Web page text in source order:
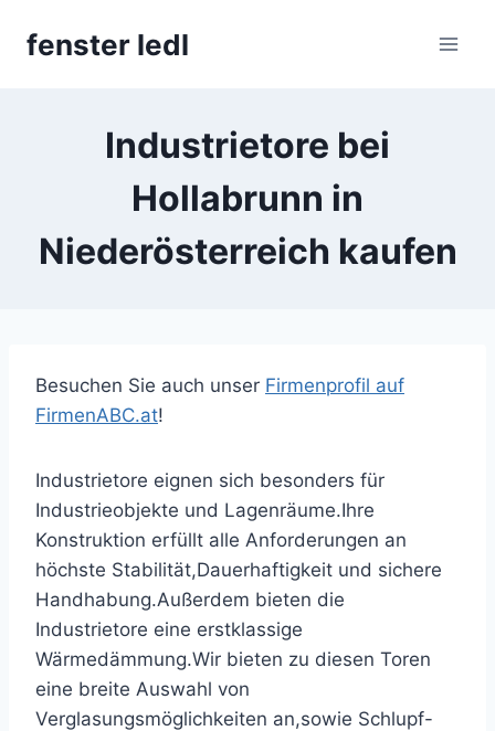
fenster ledl
Industrietore bei
Hollabrunn in
Niederösterreich kaufen
Besuchen Sie auch unser Firmenprofil auf
FirmenABC.at!
Industrietore eignen sich besonders für
Industrieobjekte und Lagenräume.Ihre
Konstruktion erfüllt alle Anforderungen an
höchste Stabilität,Dauerhaftigkeit und sichere
Handhabung.Außerdem bieten die
Industrietore eine erstklassige
Wärmedämmung.Wir bieten zu diesen Toren
eine breite Auswahl von
Verglasungsmöglichkeiten an,sowie Schlupf-